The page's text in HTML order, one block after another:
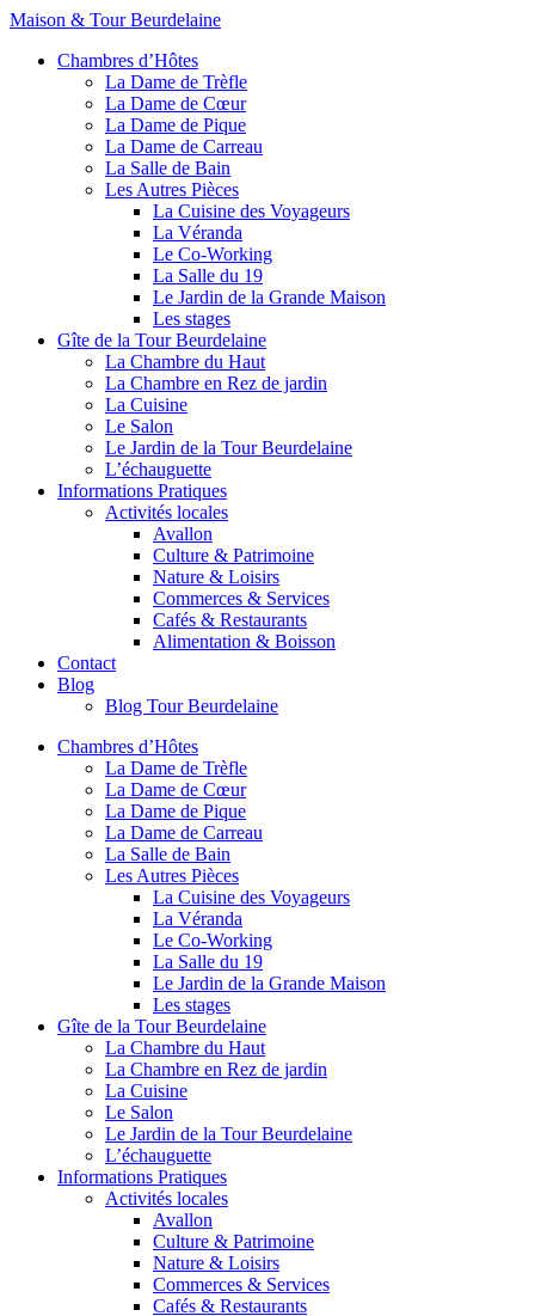
Maison & Tour Beurdelaine
Chambres d’Hôtes
La Dame de Trèfle
La Dame de Cœur
La Dame de Pique
La Dame de Carreau
La Salle de Bain
Les Autres Pièces
La Cuisine des Voyageurs
La Véranda
Le Co-Working
La Salle du 19
Le Jardin de la Grande Maison
Les stages
Gîte de la Tour Beurdelaine
La Chambre du Haut
La Chambre en Rez de jardin
La Cuisine
Le Salon
Le Jardin de la Tour Beurdelaine
L’échauguette
Informations Pratiques
Activités locales
Avallon
Culture & Patrimoine
Nature & Loisirs
Commerces & Services
Cafés & Restaurants
Alimentation & Boisson
Contact
Blog
Blog Tour Beurdelaine
Chambres d’Hôtes
La Dame de Trèfle
La Dame de Cœur
La Dame de Pique
La Dame de Carreau
La Salle de Bain
Les Autres Pièces
La Cuisine des Voyageurs
La Véranda
Le Co-Working
La Salle du 19
Le Jardin de la Grande Maison
Les stages
Gîte de la Tour Beurdelaine
La Chambre du Haut
La Chambre en Rez de jardin
La Cuisine
Le Salon
Le Jardin de la Tour Beurdelaine
L’échauguette
Informations Pratiques
Activités locales
Avallon
Culture & Patrimoine
Nature & Loisirs
Commerces & Services
Cafés & Restaurants